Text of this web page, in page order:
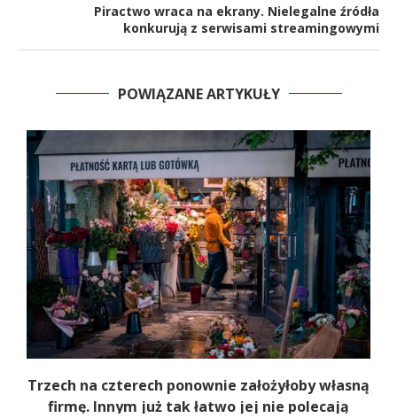
Piractwo wraca na ekrany. Nielegalne źródła
konkurują z serwisami streamingowymi
POWIĄZANE ARTYKUŁY
Trzech na czterech ponownie założyłoby własną
firmę. Innym już tak łatwo jej nie polecają